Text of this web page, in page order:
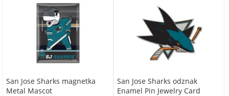
San Jose Sharks magnetka
Metal Mascot
San Jose Sharks odznak
Enamel Pin Jewelry Card